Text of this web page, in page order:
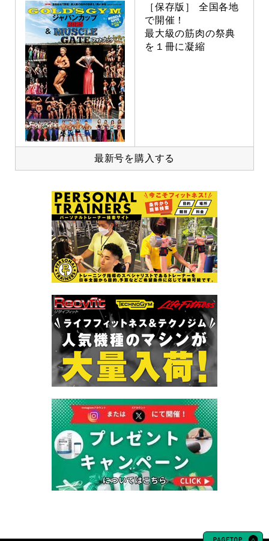
［保存版］ 全国各地
で開催！
最大級の筋肉の祭典
を１冊に凝縮
最新号を購入する